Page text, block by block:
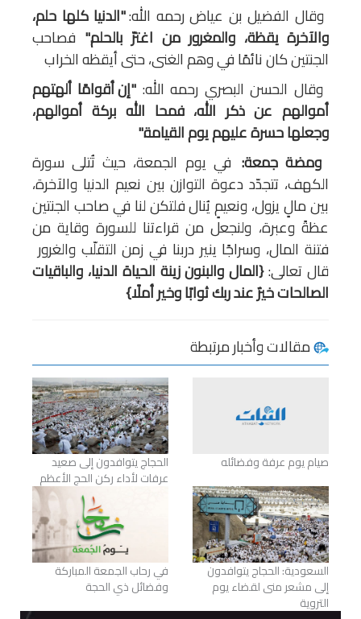
وقال الفضيل بن عياض رحمه الله:"الدنيا كلها حلم،
والآخرة يقظة، والمغرور من اغترّ بالحلم." فصاحب
الجنتين كان نائمًا في وهم الغنى، حتى أيقظه الخراب
وقال الحسن البصري رحمه الله: "إن أقوامًا ألهتهم
أموالهم عن ذكر الله، فمحا الله بركة أموالهم،
وجعلها حسرة عليهم يوم القيامة."
ومضة جمعة: في يوم الجمعة، حيث تُتلى سورة
الكهف، تتجدّد دعوة التوازن بين نعيم الدنيا والآخرة،
بين مالٍ يزول، ونعيمٍ يُنال فلتكن لنا في صاحب الجنتين
عظةً وعبرة، ولنجعل من قراءتنا للسورة وقاية من
فتنة المال، وسراجًا ينير دربنا في زمن التقلّب والغرور
قال تعالى:{المال والبنون زينة الحياة الدنيا، والباقيات
الصالحات خيرٌ عند ربك ثوابًا وخير أملًا}
مقالات وأخبار مرتبطة
صيام يوم عرفة وفضائله الحجاج يتوافدون إلى صعيد
عرفات لأداء ركن الحج الأعظم
السعودية: الحجاج يتوافدون
إلى مشعر منى لقضاء يوم
التروية
في رحاب الجمعة المباركة
وفضائل ذي الحجة